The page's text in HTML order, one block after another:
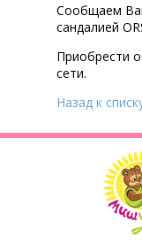
Сообщаем
сандалией
Приобрести
сети.
Назад к